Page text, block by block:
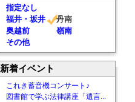
指定なし
福井・坂井
丹南
奥越前
嶺南
その他
新着イベント
これき蓄音機コンサート♪
図書館で学ぶ法律講座「遺言...